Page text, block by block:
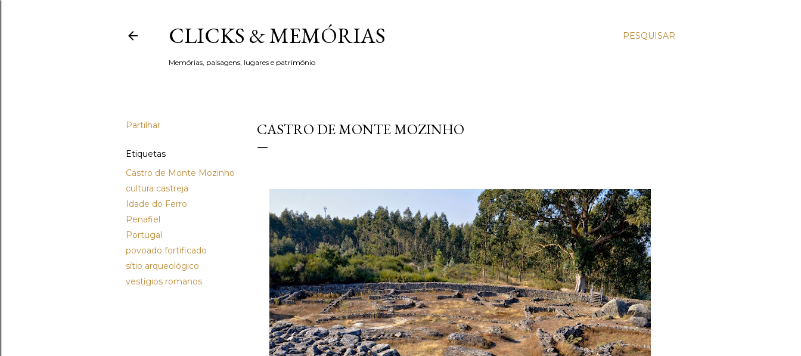
PESQUISAR
CLICKS & MEMÓRIAS
Memórias, paisagens, lugares e património
Partilhar
Etiquetas
Castro de Monte Mozinho
cultura castreja
Idade do Ferro
Penafiel
Portugal
povoado fortificado
sítio arqueológico
vestígios romanos
CASTRO DE MONTE MOZINHO